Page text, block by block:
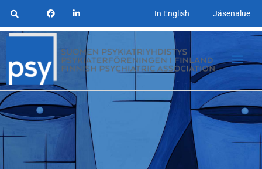
In English Jäsenalue